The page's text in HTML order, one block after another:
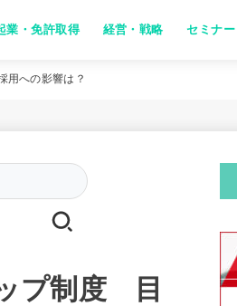
業・免許取得 経営・戦略 セミナー
用への影響は？
プ制度 目